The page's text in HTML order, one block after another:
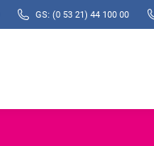
GS: (0 53 21) 44 100 00